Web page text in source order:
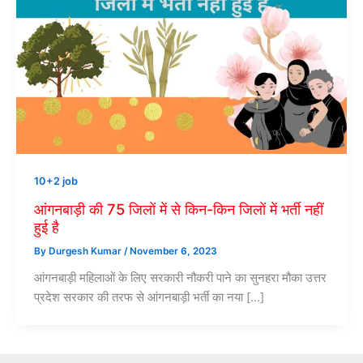
10+2 job
आंगनबाड़ी की 75 जिलों में से किन-किन जिलों में भर्ती नहीं
हुई है
By Durgesh Kumar / November 6, 2023
आंगनबाड़ी महिलाओं के लिए सरकारी नौकरी पाने का सुनहरा मौका उत्तर
प्रदेश सरकार की तरफ से आंगनबाड़ी भर्ती का नया […]